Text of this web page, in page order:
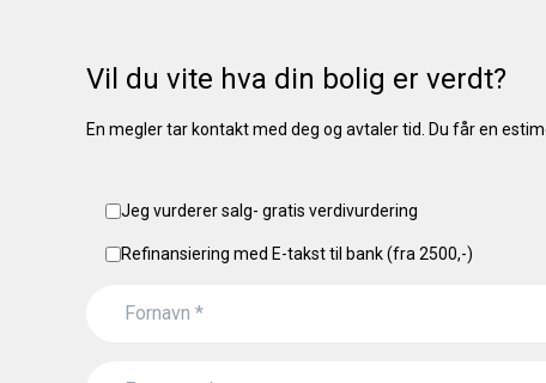
Vil du vite hva din bolig er verdt?
En megler tar kontakt med deg og avtaler tid. Du får en
Jeg vurderer salg- gratis verdivurdering
Refinansiering med E-takst til bank (fra 2500,-)